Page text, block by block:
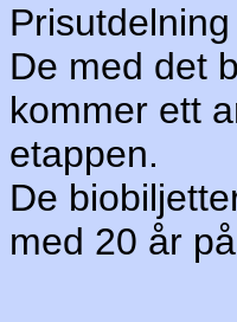
De med det
kommer ett
etappen.
De
med 20 år